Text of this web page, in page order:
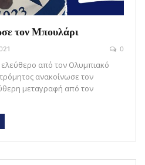
τον Μπουλάρι
0
από τον Ολυμπιακό
ανακοίνωσε τον
μεταγραφή από τον